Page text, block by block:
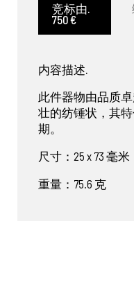
竞标由.
750 €
内容描述.
此件器物由品质
壮的纺锤状，其特
期。
尺寸：25 x 73 毫米
重量：75.6 克